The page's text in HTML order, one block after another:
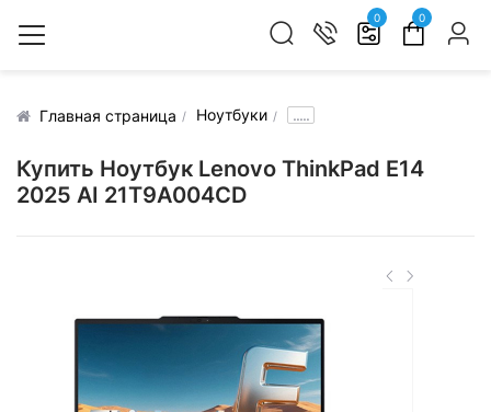
0 0
Главная страница Ноутбуки .....
Купить Ноутбук Lenovo ThinkPad E14
2025 AI 21T9A004CD